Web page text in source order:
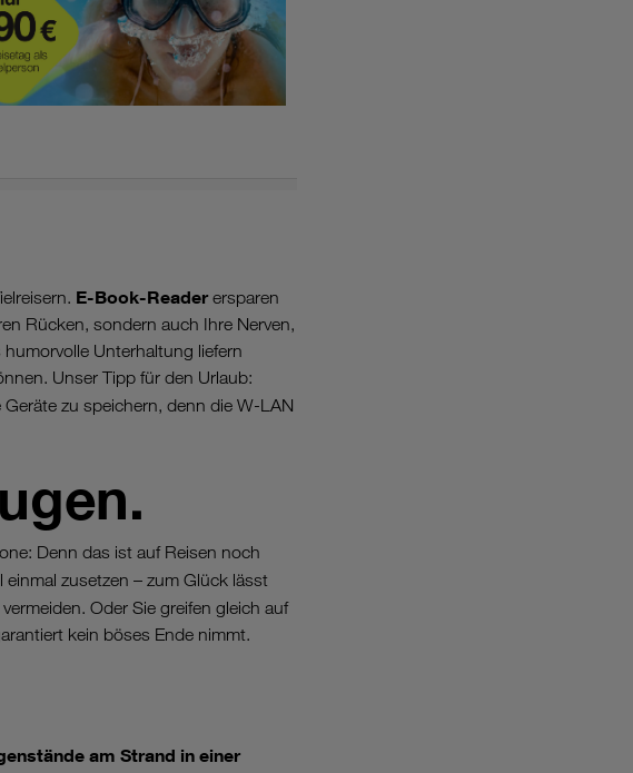
E-Book-Reader ersparen
Rücken, sondern auch Ihre Nerven,
Unterhaltung liefern
Unser Tipp für den Urlaub:
zu speichern, denn die W-LAN
Denn das ist auf Reisen noch
zusetzen – zum Glück lässt
vermeiden. Oder Sie greifen gleich auf
kein böses Ende nimmt.
am Strand in einer